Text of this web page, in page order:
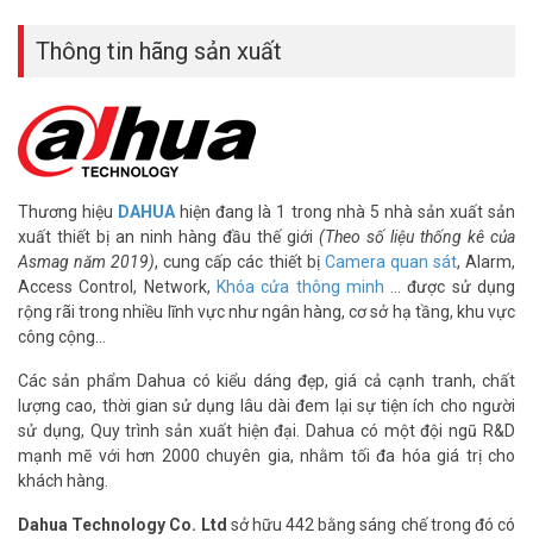
Đặt mua ngay sản phẩm DAHUA DH-XVR5116HE-4KL-I3 giá tốt
nhất, xin vui lòng liên hệ HOTLINE
đáo. Tham khảo thêm hình ảnh tại
nhé!
Thông tin hãng sản xuất
Thương hiệu DAHUA hiện đang là 1 trong nhà 5 nhà sản xuất sản
xuất thiết bị an ninh hàng đầu thế giới (Theo số liệu thống kê của
Asmag năm 2019), cung cấp các thiết bị Camera quan sát, Alarm,
Access Control, Network, Khóa cửa thông minh … được sử dụng
rộng rãi trong nhiều lĩnh vực như ngân hàng, cơ sở hạ tầng, khu vực
công cộng…
Các sản phẩm Dahua có kiểu dáng đẹp, giá cả cạnh tranh, chất
lượng cao, thời gian sử dụng lâu dài đem lại sự tiện ích cho người
sử dụng, Quy trình sản xuất hiện đại. Dahua có một đội ngũ R&D
mạnh mẽ với hơn 2000 chuyên gia, nhằm tối đa hóa giá trị cho
khách hàng.
Dahua Technology Co. Ltd sở hữu 442 bằng sáng chế trong đó có